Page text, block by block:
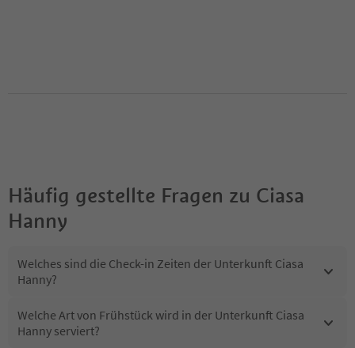
Häufig gestellte Fragen zu Ciasa
Hanny
Welches sind die Check-in Zeiten der Unterkunft Ciasa
Hanny?
Welche Art von Frühstück wird in der Unterkunft Ciasa
Hanny serviert?